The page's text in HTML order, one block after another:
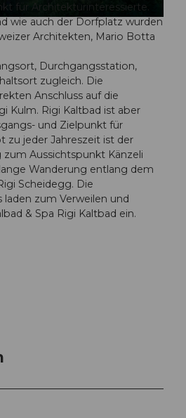
für Architekturinteressierte.
wie auch der Dorfplatz wurden
Architekten, Mario Botta
Durchgangsstation,
zugleich. Die
Anschluss auf die
Kulm. Rigi Kaltbad ist aber
und Zielpunkt für
zu jeder Jahreszeit ist der
zum Aussichtspunkt Känzeli
Wanderung entlang dem
Scheidegg. Die
zum Verweilen und
& Spa Rigi Kaltbad ein.